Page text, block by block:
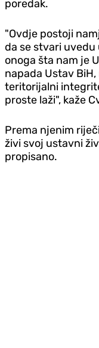
poredak.
"Ovdje postoji
da se stvari
onoga šta nam je
napada Ustav
teritorijalni
proste laži", kaže
Prema njenim
živi svoj ustavni
propisano.